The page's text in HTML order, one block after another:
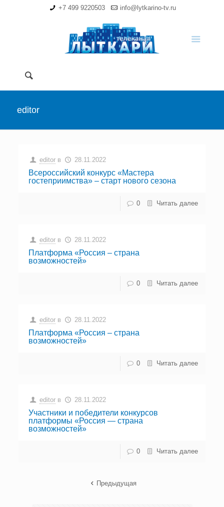
+7 499 9220503 info@lytkarino-tv.ru
editor
editor в 28.11.2022
Всероссийский конкурс «Мастера
гостеприимства» – старт нового сезона
0 Читать далее
editor в 28.11.2022
Платформа «Россия – страна
возможностей»
0 Читать далее
editor в 28.11.2022
Платформа «Россия – страна
возможностей»
0 Читать далее
editor в 28.11.2022
Участники и победители конкурсов
платформы «Россия — страна
возможностей»
0 Читать далее
Предыдущая